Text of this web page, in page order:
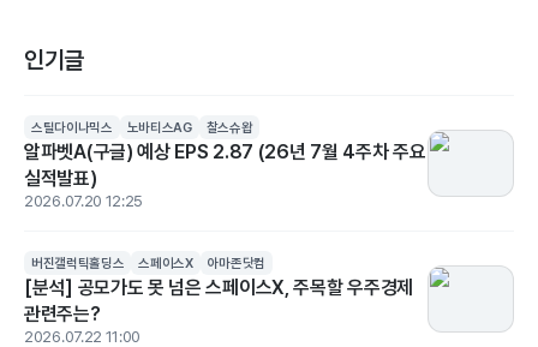
인기글
스틸다이나믹스 노바티스AG 찰스슈왑
알파벳A(구글) 예상 EPS 2.87 (26년 7월 4주차 주요
실적발표)
2026.07.20 12:25
버진갤럭틱홀딩스 스페이스X 아마존닷컴
[분석] 공모가도 못 넘은 스페이스X, 주목할 우주경제
관련주는?
2026.07.22 11:00